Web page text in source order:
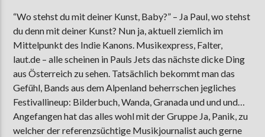
“Wo stehst du mit deiner Kunst, Baby?” – Ja Paul, wo stehst
du denn mit deiner Kunst? Nun ja, aktuell ziemlich im
Mittelpunkt des Indie Kanons. Musikexpress, Falter,
laut.de – alle scheinen in Pauls Jets das nächste dicke Ding
aus Österreich zu sehen. Tatsächlich bekommt man das
Gefühl, Bands aus dem Alpenland beherrschen jegliches
Festivallineup: Bilderbuch, Wanda, Granada und und und…
Angefangen hat das alles wohl mit der Gruppe Ja, Panik, zu
welcher der referenzsüchtige Musikjournalist auch gerne